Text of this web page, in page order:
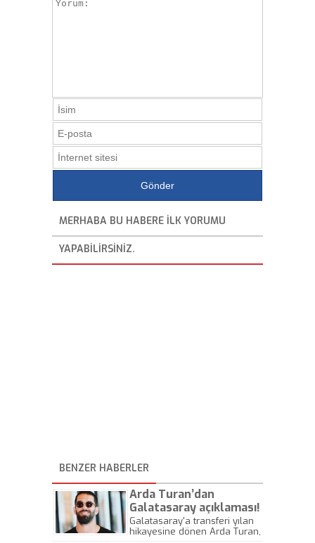
MERHABA BU HABERE ILK YORUMU
YAPABILIRSINIZ.
BENZER HABERLER
Arda Turan’dan
Galatasaray açıklaması!
Galatasaray'a transferi yılan
hikayesine dönen Arda Turan,